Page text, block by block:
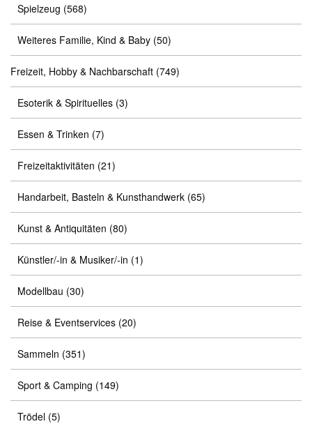
Spielzeug (568)
Weiteres Familie, Kind & Baby (50)
Freizeit, Hobby & Nachbarschaft (749)
Esoterik & Spirituelles (3)
Essen & Trinken (7)
Freizeitaktivitäten (21)
Handarbeit, Basteln & Kunsthandwerk (65)
Kunst & Antiquitäten (80)
Künstler/-in & Musiker/-in (1)
Modellbau (30)
Reise & Eventservices (20)
Sammeln (351)
Sport & Camping (149)
Trödel (5)